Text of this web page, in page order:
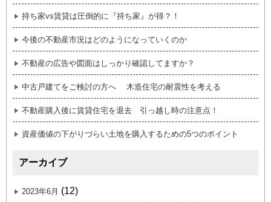
持ち家vs賃貸は圧倒的に『持ち家』が得？！
今後の不動産市況はどのようになっていくのか
不動産の広告や図面はしっかり確認してますか？
中古戸建てをご検討の方へ 木造住宅の耐震性を考える
不動産購入後に賃貸住宅を退去 引っ越し時の注意点！
資産価値の下がりづらい土地を購入するための5つのポイント
アーカイブ
2023年6月 (12)